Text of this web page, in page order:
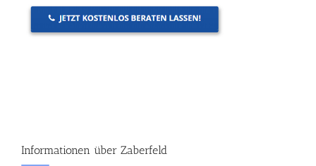
Informationen über Zaberfeld